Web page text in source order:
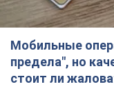
Мобильные
предела", но
стоит ли